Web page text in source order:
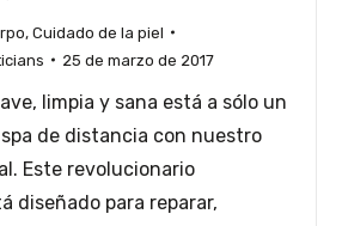
, Cuidado de la piel
25 de marzo de 2017
limpia y sana está a sólo un
de distancia con nuestro
Este revolucionario
diseñado para reparar,